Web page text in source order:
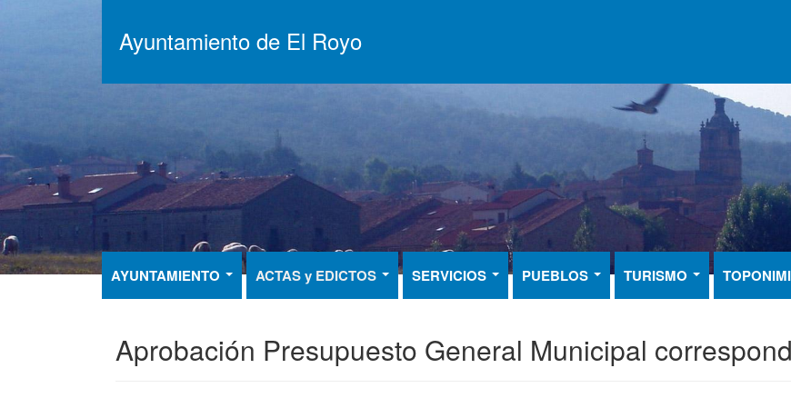
Ayuntamiento de El Royo
AYUNTAMIENTO ACTAS y EDICTOS SERVICIOS PUEBLOS TURISMO
Aprobación Presupuesto General Municipal